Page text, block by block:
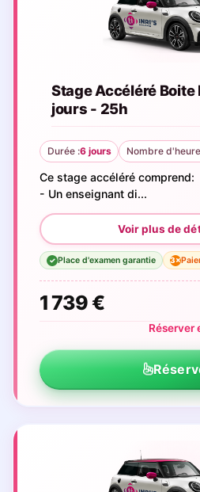
Stage Accéléré Boite
jours - 25h
Durée :6 jours Nombre
Ce stage accéléré comprend:
- Un enseignant di...
✓ Place d'examen garantie 3×
1 739 €
Réserver